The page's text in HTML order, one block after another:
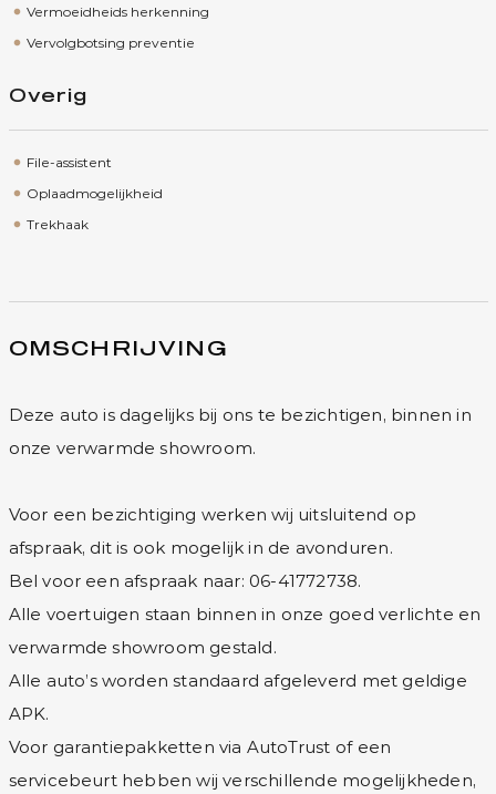
Vermoeidheids herkenning
Vervolgbotsing preventie
Overig
File-assistent
Oplaadmogelijkheid
Trekhaak
OMSCHRIJVING
Deze auto is dagelijks bij ons te bezichtigen, binnen in
onze verwarmde showroom.
Voor een bezichtiging werken wij uitsluitend op
afspraak, dit is ook mogelijk in de avonduren.
Bel voor een afspraak naar: 06-41772738.
Alle voertuigen staan binnen in onze goed verlichte en
verwarmde showroom gestald.
Alle auto’s worden standaard afgeleverd met geldige
APK.
Voor garantiepakketten via AutoTrust of een
servicebeurt hebben wij verschillende mogelijkheden,